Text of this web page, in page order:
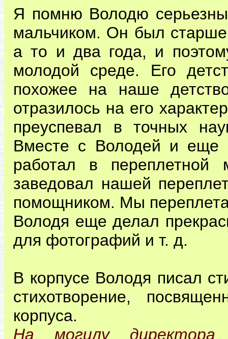
Я помню Володю
мальчиком. Он был
а то и два года, и
молодой среде. Его
похожее на наше
отразилось на его
преуспевал в точных
Вместе с Володей и еще
работал в переплетной
заведовал нашей
помощником. Мы
Володя еще делал
для фотографий и т. д.
В корпусе Володя писал
стихотворение,
корпуса.
На могилу директора